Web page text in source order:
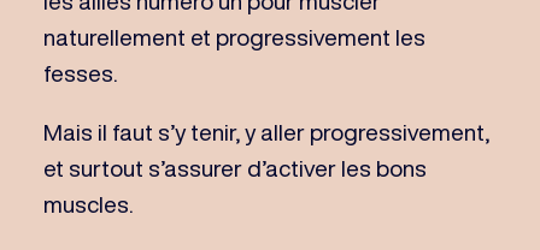
naturellement et progressivement les
fesses.
Mais il faut s’y tenir, y aller progressivement,
et surtout s’assurer d’activer les bons
muscles.